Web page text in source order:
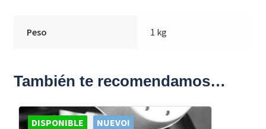
Peso 1 kg
También te recomendamos…
DISPONIBLE NUEVO!